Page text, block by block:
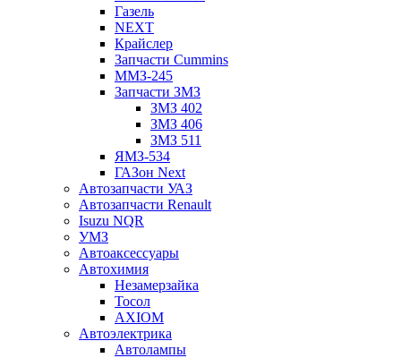
Газель
NEXT
Крайслер
Запчасти Cummins
ММЗ-245
Запчасти ЗМЗ
ЗМЗ 402
ЗМЗ 406
ЗМЗ 511
ЯМЗ-534
ГАЗон Next
Автозапчасти УАЗ
Автозапчасти Renault
Isuzu NQR
УМЗ
Автоаксессуары
Автохимия
Незамерзайка
Тосол
AXIOM
Автоэлектрика
Автолампы